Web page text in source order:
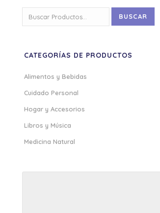
por:
BUSCAR
CATEGORÍAS DE PRODUCTOS
Alimentos y Bebidas
Cuidado Personal
Hogar y Accesorios
Libros y Música
Medicina Natural